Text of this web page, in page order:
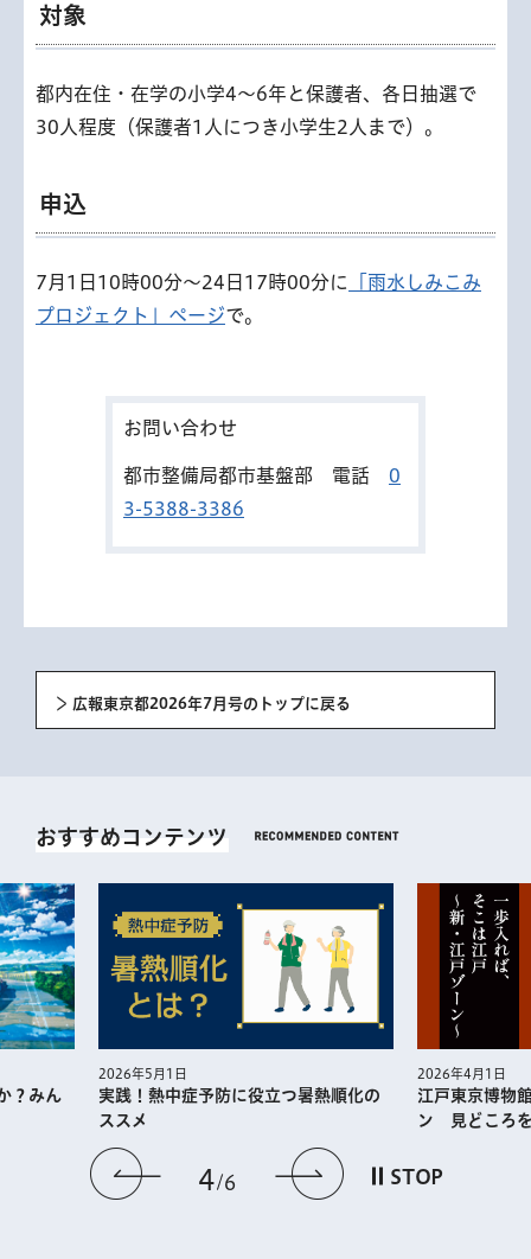
対象
都内在住・在学の小学4～6年と保護者、各日抽選で
30人程度（保護者1人につき小学生2人まで）。
申込
7月1日10時00分～24日17時00分に
「雨水しみこみ
プロジェクト」ページで。
お問い合わせ
都市整備局都市基盤部 電話 0
3-5388-3386
広報東京都2026年7月号のトップに戻る
おすすめコンテンツ
前のスライドを表示
4 6 次のスライドを
STOP
熱順化の
2026年4月1日
江戸東京博物館リニューアルオープ
ン 見どころを徹底解説！
2026年3月1日
一人ひとり
で一番の都